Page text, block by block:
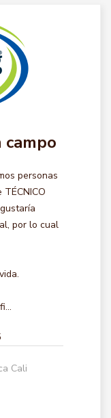
campo
personas
por lo cual
Cali